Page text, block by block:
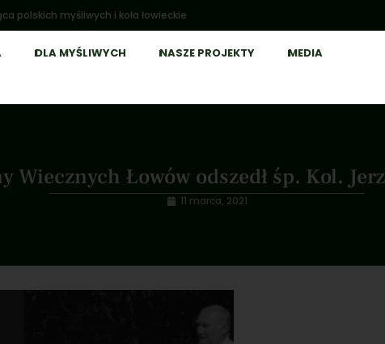
polskich myśliwych i koła łowieckie
DLA MYŚLIWYCH NASZE PROJEKTY
MEDIA
Wiecznych Łowów odszedł śp. Kol.
11 marca, 2021